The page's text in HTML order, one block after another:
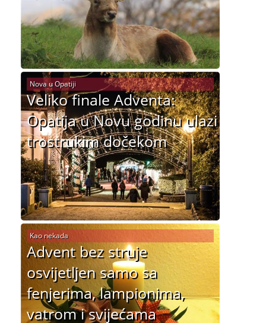
Veliko finale Adventa:
Opatija u Novu godinu ulazi
trostrukim dočekom
Nova u Opatiji
Advent bez struje
osvijetljen samo sa
fenjerima, lampionima,
vatrom i svijećama
Kao nekada